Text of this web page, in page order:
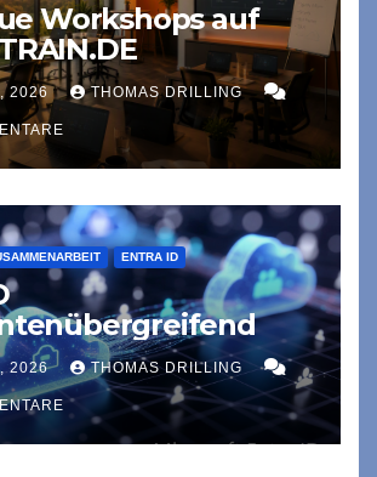
Workshops auf
2026 THOMAS DRILLING
ENTRA ID
2026 THOMAS DRILLING